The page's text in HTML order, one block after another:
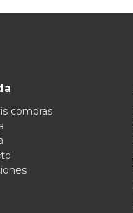
compras